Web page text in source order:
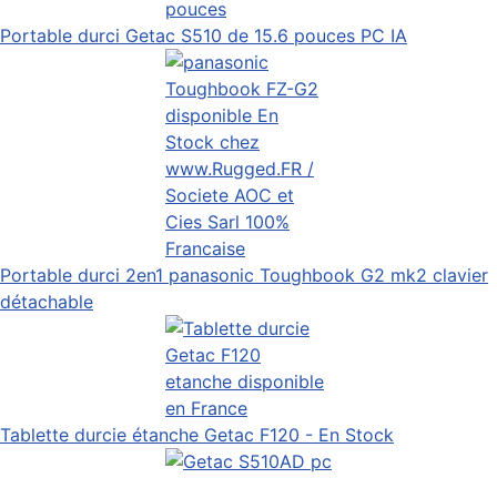
Portable durci Getac S510 de 15.6 pouces PC IA
Portable durci 2en1 panasonic Toughbook G2 mk2 clavier
détachable
Tablette durcie étanche Getac F120 - En Stock